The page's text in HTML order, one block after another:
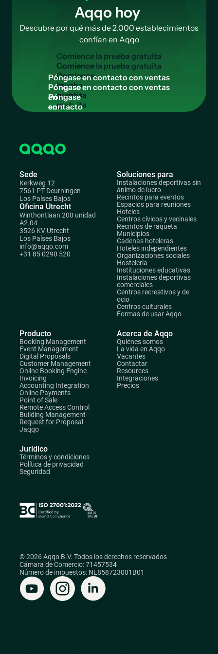
Aqqo hoy
Descubre por qué más de 2.000 establecimientos
confían en Aqqo
Comiencela pruebagratuita
Comience
la
prueba
gratuita
Póngaseencontactoconventas
Póngase
en
contacto
Sede
Kerkweg 12
7561 PT Deurningen
Los Países Bajos
Oficina Utrecht
Winthontlaan 200 unidad
A2.04
3526 KV Utrecht
Los Países Bajos
info@aqqo.com
+31 85 0290 520
Producto
Booking Management
Event Management
Digital Proposals
Customer Management
Online Booking Engine
Invoicing
Accounting Integration
Online Payments
Point of Sale
Remote Access Control
Building Management
Request for Proposal
Jaqqo
Soluciones para
Instalaciones deportivas sin
ánimo de lucro
Recintos para eventos
Espacios para reuniones
Hoteles
Centros cívicos y vecinales
Recintos de raqueta
Municipios
Cadenas hoteleras
Hoteles independientes
Organizaciones sociales
Hostelería
Instituciones educativas
Instalaciones deportivas
comerciales
Centros recreativos y de
ocio
Centros culturales
Formas de usar Aqqo
Acerca de Aqqo
Quiénes somos
La vida en Aqqo
Vacantes
Contactar
Resources
Integraciones
Precios
Jurídico
Términos y condiciones
Política de privacidad
Seguridad
© 2026 Aqqo B.V. Todos los derechos reservados
Cámara de Comercio: 71457534
Número de impuestos: NL858723001B01